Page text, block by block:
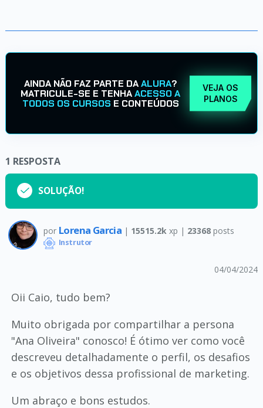
AINDA NÃO FAZ PARTE DAALURA?
MATRICULE-SE E TENHAACESSO A
TODOS OS CURSOS E CONTEÚDOS
VEJA OS
PLANOS
1 RESPOSTA
SOLUÇÃO!
por Lorena Garcia | 15515.2k xp | 23368posts
Instrutor
04/04/2024
Oii Caio, tudo bem?
Muito obrigada por compartilhar a persona
"Ana Oliveira" conosco! É ótimo ver como você
descreveu detalhadamente o perfil, os desafios
e os objetivos dessa profissional de marketing.
Um abraço e bons estudos.